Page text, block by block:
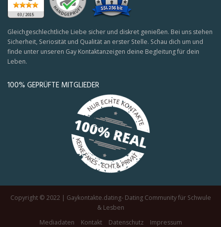
Gleichgeschlechtliche Liebe sicher und diskret genießen. Bei uns stehen
Sicherheit, Seriosität und Qualität an erster Stelle. Schau dich um und
finde unter unseren Gay Kontaktanzeigen deine Begleitung für dein
Leben.
100% GEPRÜFTE MITGLIEDER
Copyright © 2022 | Gaykontakte.dating- Dating Community für Schwule
& Lesben
Mediadaten
Kontakt Datenschutz Impressum